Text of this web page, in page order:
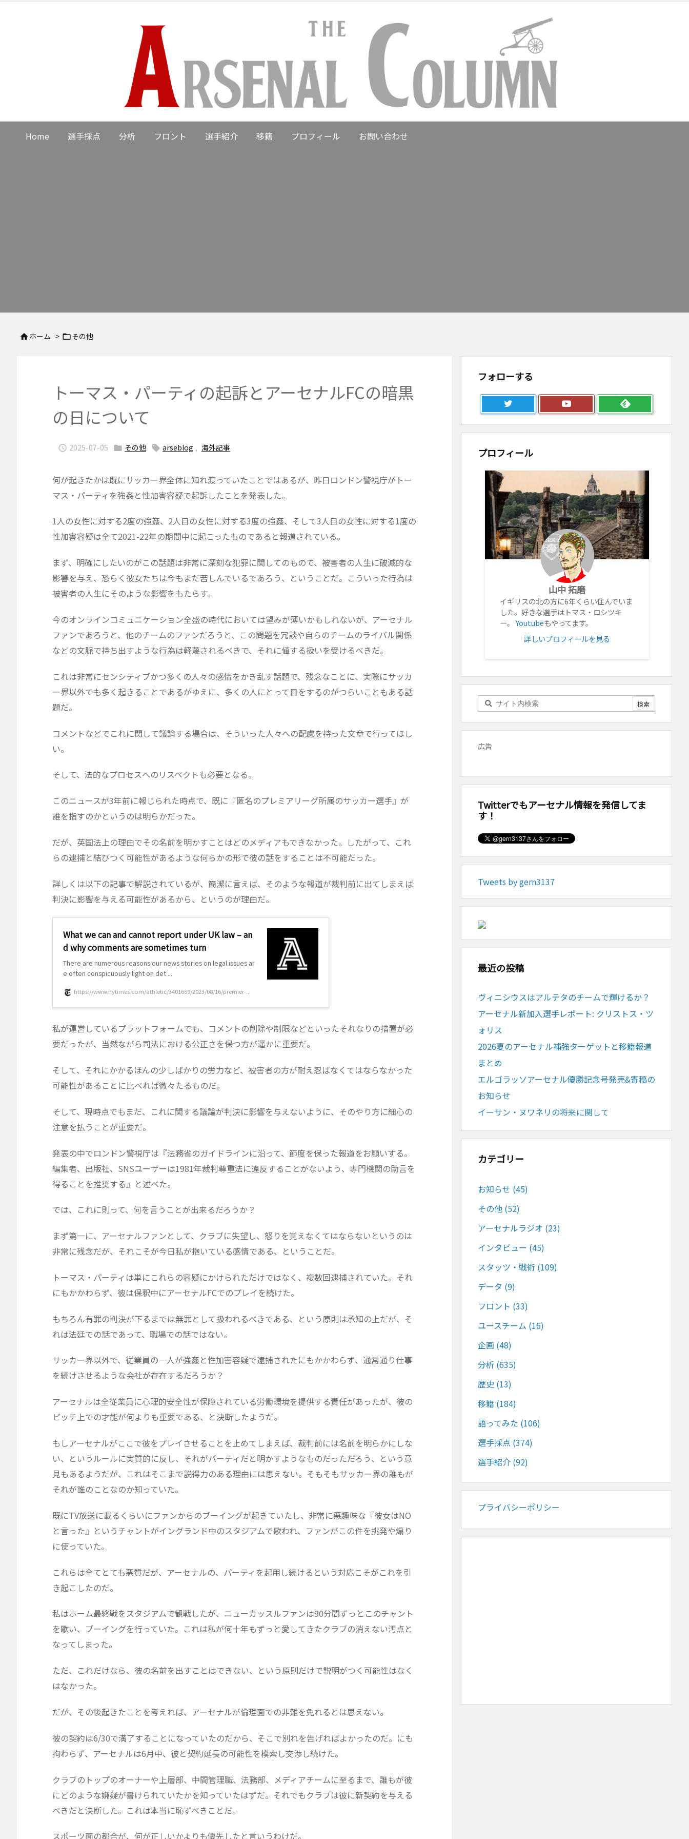
Home 選手採点 分析 フロント 選手紹介 移籍 プロフィール お問い合わせ
ホーム > その他
トーマス・パーティの起訴とアーセナルFCの暗黒
の日について
 2025-07-05  その他  arseblog , 海外記事
何が起きたかは既にサッカー界全体に知れ渡っていたことではあるが、昨日ロンドン警視庁がトー
マス・パーティを強姦と性加害容疑で起訴したことを発表した。
1人の女性に対する2度の強姦、2人目の女性に対する3度の強姦、そして3人目の女性に対する1度の
性加害容疑は全て2021-22年の期間中に起こったものであると報道されている。
まず、明確にしたいのがこの話題は非常に深刻な犯罪に関してのもので、被害者の人生に破滅的な
影響を与え、恐らく彼女たちは今もまだ苦しんでいるであろう、ということだ。こういった行為は
被害者の人生にそのような影響をもたらす。
今のオンラインコミュニケーション全盛の時代においては望みが薄いかもしれないが、アーセナル
ファンであろうと、他のチームのファンだろうと、この問題を冗談や自らのチームのライバル関係
などの文脈で持ち出すような行為は軽蔑されるべきで、それに値する扱いを受けるべきだ。
これは非常にセンシティブかつ多くの人々の感情をかき乱す話題で、残念なことに、実際にサッカ
ー界以外でも多く起きることであるがゆえに、多くの人にとって目をするのがつらいこともある話
題だ。
コメントなどでこれに関して議論する場合は、そういった人々への配慮を持った文章で行ってほし
い。
そして、法的なプロセスへのリスペクトも必要となる。
このニュースが3年前に報じられた時点で、既に『匿名のプレミアリーグ所属のサッカー選手』が
誰を指すのかというのは明らかだった。
だが、英国法上の理由でその名前を明かすことはどのメディアもできなかった。したがって、これ
らの逮捕と結びつく可能性があるような何らかの形で彼の話をすることは不可能だった。
詳しくは以下の記事で解説されているが、簡潔に言えば、そのような報道が裁判前に出てしまえば
判決に影響を与える可能性があるから、というのが理由だ。
What we can and cannot report under UK law – an
d why comments are sometimes turn
There are numerous reasons our news stories on legal issues ar
e often conspicuously light on det ...
https://www.nytimes.com/athletic/3401659/2023/08/16/premier-...
私が運営しているプラットフォームでも、コメントの削除や制限などといったそれなりの措置が必
要だったが、当然ながら司法における公正さを保つ方が遥かに重要だ。
そして、それにかかるほんの少しばかりの労力など、被害者の方が耐え忍ばなくてはならなかった
可能性があることに比べれば微々たるものだ。
そして、現時点でもまだ、これに関する議論が判決に影響を与えないように、そのやり方に細心の
注意を払うことが重要だ。
発表の中でロンドン警視庁は『法務省のガイドラインに沿って、節度を保った報道をお願いする。
編集者、出版社、SNSユーザーは1981年裁判尊重法に違反することがないよう、専門機関の助言を
得ることを推奨する』と述べた。
では、これに則って、何を言うことが出来るだろうか？
まず第一に、アーセナルファンとして、クラブに失望し、怒りを覚えなくてはならないというのは
非常に残念だが、それこそが今日私が抱いている感情である、ということだ。
トーマス・パーティは単にこれらの容疑にかけられただけではなく、複数回逮捕されていた。それ
にもかかわらず、彼は保釈中にアーセナルFCでのプレイを続けた。
もちろん有罪の判決が下るまでは無罪として扱われるべきである、という原則は承知の上だが、そ
れは法廷での話であって、職場での話ではない。
サッカー界以外で、従業員の一人が強姦と性加害容疑で逮捕されたにもかかわらず、通常通り仕事
を続けさせるような会社が存在するだろうか？
アーセナルは全従業員に心理的安全性が保障されている労働環境を提供する責任があったが、彼の
ピッチ上での才能が何よりも重要である、と決断したようだ。
もしアーセナルがここで彼をプレイさせることを止めてしまえば、裁判前には名前を明らかにしな
い、というルールに実質的に反し、それがパーティだと明かすようなものだっただろう、という意
見もあるようだが、これはそこまで説得力のある理由には思えない。そもそもサッカー界の誰もが
それが誰のことなのか知っていた。
既にTV放送に載るくらいにファンからのブーイングが起きていたし、非常に悪趣味な『彼女はNO
と言った』というチャントがイングランド中のスタジアムで歌われ、ファンがこの件を挑発や煽り
に使っていた。
これらは全てとても悪質だが、アーセナルの、パーティを起用し続けるという対応こそがこれを引
き起こしたのだ。
私はホーム最終戦をスタジアムで観戦したが、ニューカッスルファンは90分間ずっとこのチャント
を歌い、ブーイングを行っていた。これは私が何十年もずっと愛してきたクラブの消えない汚点と
なってしまった。
ただ、これだけなら、彼の名前を出すことはできない、という原則だけで説明がつく可能性はなく
はなかった。
だが、その後起きたことを考えれば、アーセナルが倫理面での非難を免れるとは思えない。
彼の契約は6/30で満了することになっていたのだから、そこで別れを告げればよかったのだ。にも
拘わらず、アーセナルは6月中、彼と契約延長の可能性を模索し交渉し続けた。
クラブのトップのオーナーや上層部、中間管理職、法務部、メディアチームに至るまで、誰もが彼
にどのような嫌疑が書けられていたかを知っていたはずだ。それでもクラブは彼に新契約を与える
べきだと決断した。これは本当に恥ずべきことだ。
スポーツ面の都合が、何が正しいかよりも優先したと言いうわけだ。
フォローする
プロフィール
山中 拓磨
イギリスの北の方に6年くらい住んでいま
した。好きな選手はトマス・ロシツキ
ー。Youtubeもやってます。
詳しいプロフィールを見る
広告
Twitterでもアーセナル情報を発信してま
す！
Tweets by gern3137
最近の投稿
ヴィニシウスはアルテタのチームで輝けるか？
アーセナル新加入選手レポート: クリストス・ツ
ォリス
2026夏のアーセナル補強ターゲットと移籍報道
まとめ
エルゴラッソアーセナル優勝記念号発売&寄稿の
お知らせ
イーサン・ヌワネリの将来に関して
カテゴリー
お知らせ (45)
その他 (52)
アーセナルラジオ (23)
インタビュー (45)
スタッツ・戦術 (109)
データ (9)
フロント (33)
ユースチーム (16)
企画 (48)
分析 (635)
歴史 (13)
移籍 (184)
語ってみた (106)
選手採点 (374)
選手紹介 (92)
プライバシーポリシー